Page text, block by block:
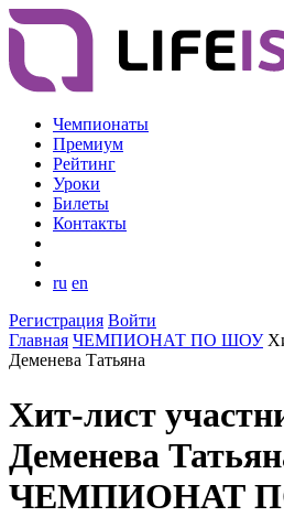
Чемпионаты
Премиум
Рейтинг
Уроки
Билеты
Контакты
ru en
Регистрация Войти
Главная ЧЕМПИОНАТ ПО ШОУ
Деменева Татьяна
Хит-лист
Деменева
ЧЕМПИОНАТ